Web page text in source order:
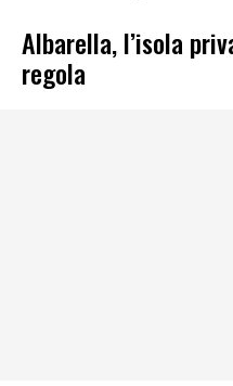
Albarella, l’isola
regola